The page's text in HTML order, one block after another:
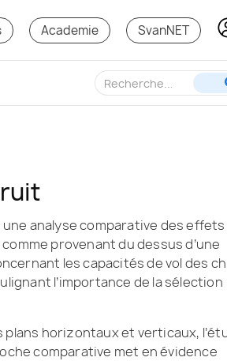
Academie SvanNET
analyse comparative des effets
provenant du dessus d’une
les capacités de vol des
l’importance de la sélection
horizontaux et verticaux,
comparative met en évidence